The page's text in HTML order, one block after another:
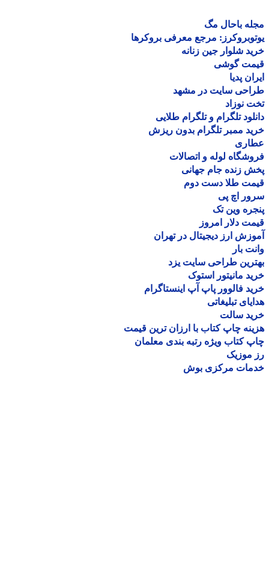
باحال مگ
مرجع معرفی بروکرها
شلوار جین زنانه
گوشی
پدیا
سایت در مشهد
نوزاد
تلگرام و تلگرام طلایی
ممبر تلگرام بدون ریزش
لوله و اتصالات
زنده جام جهانی
طلا دست دوم
اچ پی
وین تک
دلار امروز
ارز دیجیتال در تهران
بار
طراحی سایت یزد
مانیتور استوک
فالوور پاپ آپ اینستاگرام
تبلیغاتی
سالت
چاپ کتاب با ارزان ترین قیمت
کتاب ویژه رتبه بندی معلمان
موزیک
مرکزی بوش